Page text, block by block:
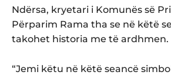
Ndërsa, kryetari i Komunës së
Përparim Rama tha se në këtë
takohet historia me të ardhmen.
“Jemi këtu në këtë seancë